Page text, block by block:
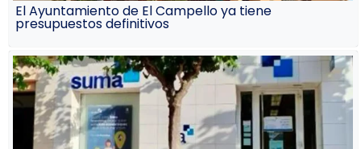
El Ayuntamiento de El Campello ya tiene
presupuestos definitivos